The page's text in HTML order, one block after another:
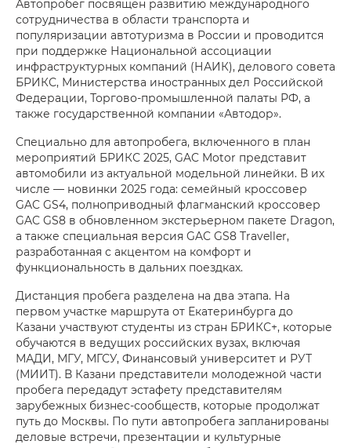
Автопробег посвящен развитию международного
сотрудничества в области транспорта и
популяризации автотуризма в России и проводится
при поддержке Национальной ассоциации
инфраструктурных компаний (НАИК), делового совета
БРИКС, Министерства иностранных дел Российской
Федерации, Торгово-промышленной палаты РФ, а
также государственной компании «Автодор».
Специально для автопробега, включенного в план
мероприятий БРИКС 2025, GAC Motor представит
автомобили из актуальной модельной линейки. В их
числе — новинки 2025 года: семейный кроссовер
GAC GS4, полноприводный флагманский кроссовер
GAC GS8 в обновленном экстерьерном пакете Dragon,
а также специальная версия GAC GS8 Traveller,
разработанная с акцентом на комфорт и
функциональность в дальних поездках.
Дистанция пробега разделена на два этапа. На
первом участке маршрута от Екатеринбурга до
Казани участвуют студенты из стран БРИКС+, которые
обучаются в ведущих российских вузах, включая
МАДИ, МГУ, МГСУ, Финансовый университет и РУТ
(МИИТ). В Казани представители молодежной части
пробега передадут эстафету представителям
зарубежных бизнес-сообществ, которые продолжат
путь до Москвы. По пути автопробега запланированы
деловые встречи, презентации и культурные